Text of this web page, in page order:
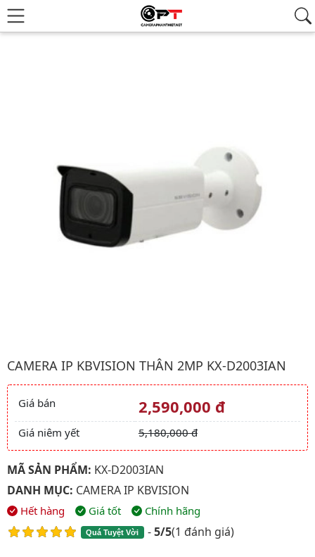
Hình ảnh đại diện của sản phẩm Camera ip kbvision Thân 2Mp
CAMERA IP KBVISION THÂN 2MP KX-D2003IAN
Giá và khuyến mãi
Giá bán 2,590,000 đ
Giá niêm yết 5,180,000 đ
MÃ SẢN PHẨM: KX-D2003IAN
DANH MỤC: CAMERA IP KBVISION
Hết hàng Giá tốt Chính hãng
Quá Tuyệt Vời -5/5(1 đánh giá)